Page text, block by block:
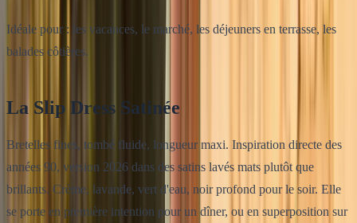
Idéale pour : les vacances, le marché, les déjeuners en terrasse, les
balades côtières.
La Slip Dress Satinée
Bretelles fines, tombé fluide, longueur maxi. Inspiration directe des
années 90, version 2026 dans des satins lavés mats plutôt que
brillants. Crème, lavande, vert d'eau, noir profond pour le soir. Elle
se porte en première intention pour un dîner, ou en superposition sur